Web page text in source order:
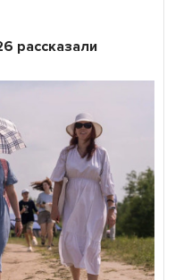
рассказали